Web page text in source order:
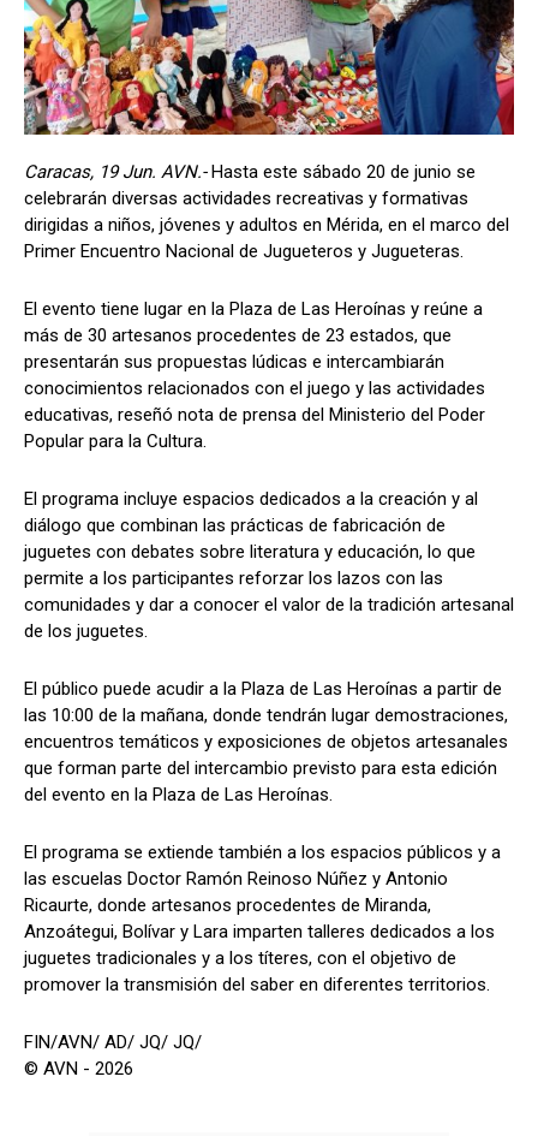
Caracas, 19 Jun. AVN.-Hasta este sábado 20 de junio se
celebrarán diversas actividades recreativas y formativas
dirigidas a niños, jóvenes y adultos en Mérida, en el marco del
Primer Encuentro Nacional de Jugueteros y Jugueteras.
El evento tiene lugar en la Plaza de Las Heroínas y reúne a
más de 30 artesanos procedentes de 23 estados, que
presentarán sus propuestas lúdicas e intercambiarán
conocimientos relacionados con el juego y las actividades
educativas, reseñó nota de prensa del Ministerio del Poder
Popular para la Cultura.
El programa incluye espacios dedicados a la creación y al
diálogo que combinan las prácticas de fabricación de
juguetes con debates sobre literatura y educación, lo que
permite a los participantes reforzar los lazos con las
comunidades y dar a conocer el valor de la tradición artesanal
de los juguetes.
El público puede acudir a la Plaza de Las Heroínas a partir de
las 10:00 de la mañana, donde tendrán lugar demostraciones,
encuentros temáticos y exposiciones de objetos artesanales
que forman parte del intercambio previsto para esta edición
del evento en la Plaza de Las Heroínas.
El programa se extiende también a los espacios públicos y a
las escuelas Doctor Ramón Reinoso Núñez y Antonio
Ricaurte, donde artesanos procedentes de Miranda,
Anzoátegui, Bolívar y Lara imparten talleres dedicados a los
juguetes tradicionales y a los títeres, con el objetivo de
promover la transmisión del saber en diferentes territorios.
FIN/AVN/ AD/ JQ/ JQ/
© AVN - 2026